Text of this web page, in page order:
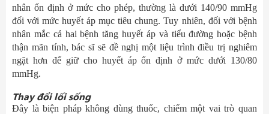
nhân ổn định ở mức cho phép, thường là dưới 140/90 mmHg
đối với mức huyết áp mục tiêu chung. Tuy nhiên, đối với bệnh
nhân mắc cả hai bệnh tăng huyết áp và tiểu đường hoặc bệnh
thận mãn tính, bác sĩ sẽ đề nghị một liệu trình điều trị nghiêm
ngặt hơn để giữ cho huyết áp ổn định ở mức dưới 130/80
mmHg.
Thay đổi lối sống
Đây là biện pháp không dùng thuốc, chiếm một vai trò quan